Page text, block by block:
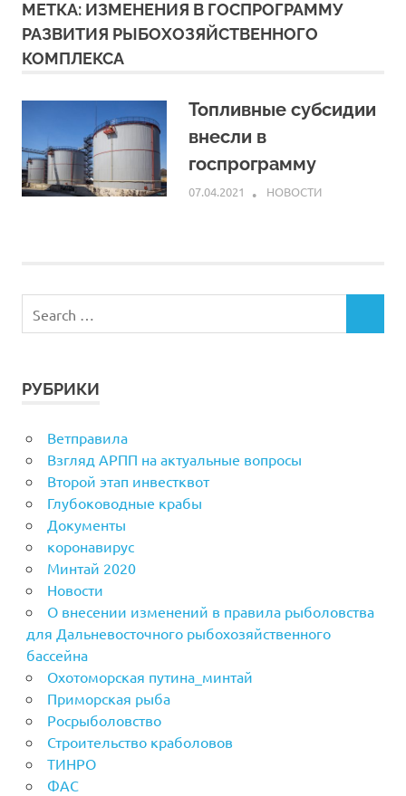
МЕТКА: ИЗМЕНЕНИЯ В ГОСПРОГРАММУ
РАЗВИТИЯ РЫБОХОЗЯЙСТВЕННОГО
КОМПЛЕКСА
Топливные субсидии
внесли в
госпрограмму
07.04.2021 ARPP
НОВОСТИ
РУБРИКИ
Ветправила
Взгляд АРПП на актуальные вопросы
Второй этап инвестквот
Глубоководные крабы
Документы
коронавирус
Минтай 2020
Новости
О внесении изменений в правила рыболовства
для Дальневосточного рыбохозяйственного
бассейна
Охотоморская путина_минтай
Приморская рыба
Росрыболовство
Строительство краболовов
ТИНРО
ФАС